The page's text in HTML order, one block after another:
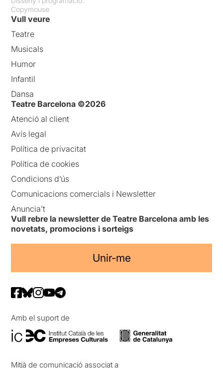
Copymouse
Vull veure
Teatre
Musicals
Humor
Infantil
Dansa
Teatre Barcelona ©2026
Atenció al client
Avís legal
Política de privacitat
Política de cookies
Condicions d’ús
Comunicacions comercials i Newsletter
Anuncia’t
Vull rebre la newsletter de Teatre Barcelona amb les
novetats, promocions i sorteigs
Unir-me
Amb el suport de
Mitjà de comunicació associat a